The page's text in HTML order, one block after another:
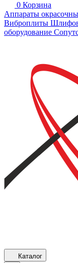
0 Корзина
Аппараты
Виброплиты
оборудование
Каталог